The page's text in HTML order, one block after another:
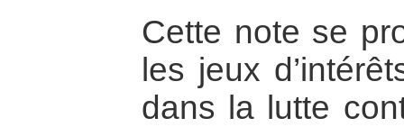
Cette note se
les jeux
dans la lutte